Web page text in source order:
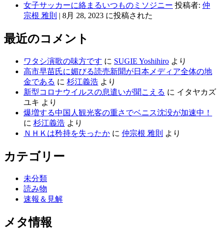
女子サッカーに絡まるいつものミソジニー 投稿者: 仲
宗根 雅則 | 8月 28, 2023 に投稿された
最近のコメント
ワタシ演歌の味方です に SUGIE Yoshihiro より
高市早苗氏に媚びる読売新聞が日本メディア全体の地
金である に 杉江義浩 より
新型コロナウイルスの息遣いが聞こえる に イタヤカズ
ユキ より
爆増する中国人観光客の重さでベニス沈没が加速中！
に 杉江義浩 より
ＮＨＫは矜持を失ったか に 仲宗根 雅則 より
カテゴリー
未分類
読み物
速報＆見解
メタ情報